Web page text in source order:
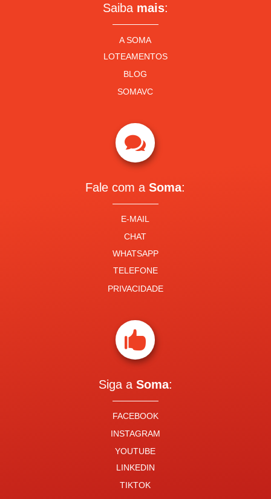
Saiba mais:
A SOMA
LOTEAMENTOS
BLOG
SOMAVC

Fale com aSoma:
E-MAIL
CHAT
WHATSAPP
TELEFONE
PRIVACIDADE

Siga a Soma:
FACEBOOK
INSTAGRAM
YOUTUBE
LINKEDIN
TIKTOK